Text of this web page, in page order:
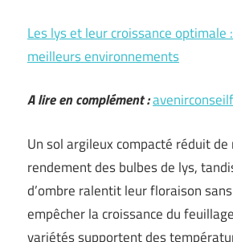
Les lys et leur croissance optimale
meilleurs environnements
A lire en complément :
Un sol argileux compacté réduit
rendement des bulbes de lys,
d’ombre ralentit leur floraison
empêcher la croissance du
variétés supportent des